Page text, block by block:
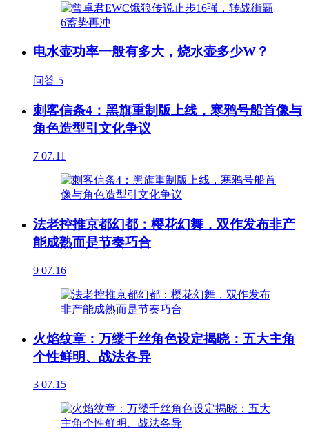
电水壶功率一般有多大，烧水壶多少W？
问答 5
刺客信条4：黑旗重制版上线，寒鸦号船首像与
角色造型引文化争议
7 07.11
法老控推京都幻都：樱花幻舞，双作发布非产
能成熟而是节奏巧合
9 07.16
火焰纹章：万缕千丝角色设定揭晓：五大主角
个性鲜明、战法各异
3 07.15